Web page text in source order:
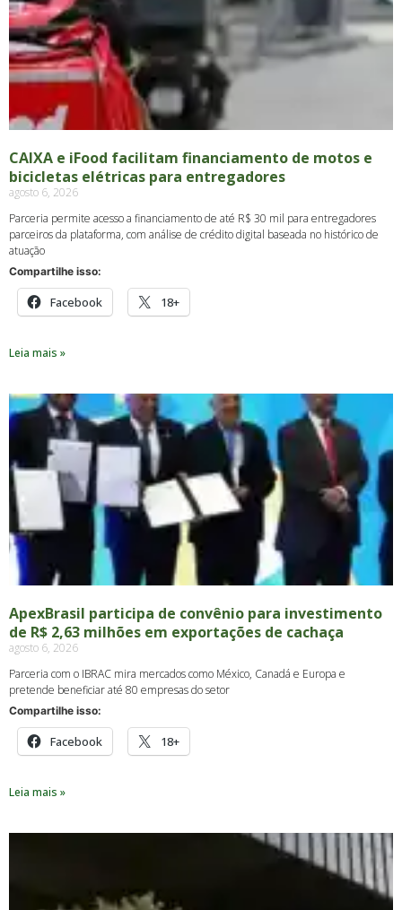
CAIXA e iFood facilitam financiamento de motos e
bicicletas elétricas para entregadores
agosto 6, 2026
Parceria permite acesso a financiamento de até R$ 30 mil para entregadores
parceiros da plataforma, com análise de crédito digital baseada no histórico de
atuação
Compartilhe isso:
Facebook 18+
Leia mais »
ApexBrasil participa de convênio para investimento
de R$ 2,63 milhões em exportações de cachaça
agosto 6, 2026
Parceria com o IBRAC mira mercados como México, Canadá e Europa e
pretende beneficiar até 80 empresas do setor
Compartilhe isso:
Facebook 18+
Leia mais »